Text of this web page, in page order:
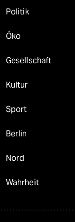
Politik
Öko
Gesellschaft
Kultur
Sport
Berlin
Nord
Wahrheit